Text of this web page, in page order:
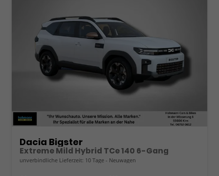
Dacia Bigster
Extreme Mild Hybrid TCe 140 6-Gang
unverbindliche Lieferzeit: 10 Tage Neuwagen